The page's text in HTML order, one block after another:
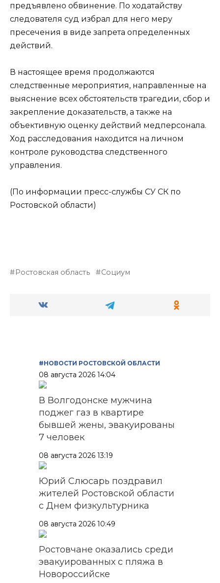
предъявлено обвинение. По ходатайству
следователя суд избрал для него меру
пресечения в виде запрета определенных
действий.
В настоящее время продолжаются
следственные мероприятия, направленные на
выяснение всех обстоятельств трагедии, сбор и
закрепление доказательств, а также на
объективную оценку действий медперсонала.
Ход расследования находится на личном
контроле руководства следственного
управления.
(По информации пресс-службы СУ СК по
Ростовской области)
Ростовская область Социум
#НОВОСТИ РОСТОВСКОЙ ОБЛАСТИ
08 августа 2026 14:04
В Волгодонске мужчина
поджег газ в квартире
бывшей жены, эвакуированы
7 человек
08 августа 2026 13:19
Юрий Слюсарь поздравил
жителей Ростовской области
с Днем физкультурника
08 августа 2026 10:49
Ростовчане оказались среди
эвакуированных с пляжа в
Новороссийске